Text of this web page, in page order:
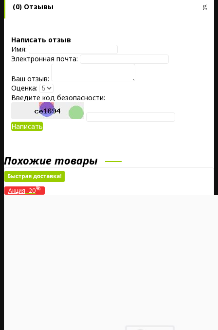
(0) Отзывы
Написать отзыв
Имя:
Электронная почта:
Ваш отзыв:
Оценка:
Введите код безопасности:
Написать
Похожие товары
Акция -20%